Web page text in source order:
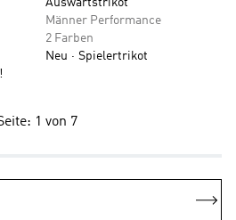
Auswärtstrikot
Männer Performance
2 Farben
Neu
Spielertrikot
1 von 7